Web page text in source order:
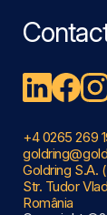
+4 0265 269
Goldring S.A.
Str. Tudor
România